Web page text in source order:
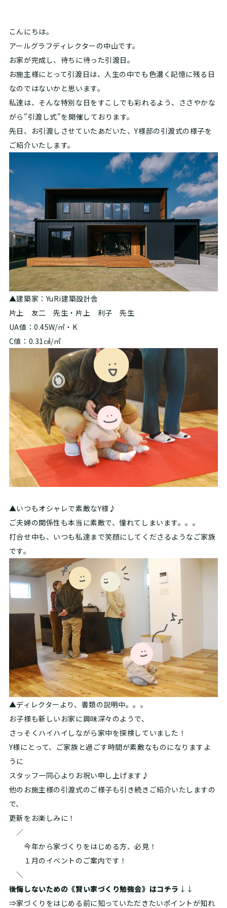
こんにちは。
アールグラフディレクターの中山です。
お家が完成し、待ちに待った引渡日。
お施主様にとって引渡日は、人生の中でも色濃く記憶に残る日
なのではないかと思います。
私達は、そんな特別な日をすこしでも彩れるよう、ささやかな
がら"引渡し式"を開催しております。
先日、お引渡しさせていたあだいた、Y様邸の引渡式の様子を
ご紹介いたします。
▲建築家：YuRi建築設計舎
片上 友二 先生・片上 利子 先生
UA値：0.45W/㎡・K
C値：0.31㎠/㎡
▲いつもオシャレで素敵なY様♪
ご夫婦の関係性も本当に素敵で、憧れてしまいます。。。
打合せ中も、いつも私達まで笑顔にしてくださるようなご家族
です。
▲ディレクターより、書類の説明中。。。
お子様も新しいお家に興味深々のようで、
さっそくハイハイしながら家中を探検していました！
Y様にとって、ご家族と過ごす時間が素敵なものになりますよ
うに
スタッフ一同心よりお祝い申し上げます♪
他のお施主様の引渡式のご様子も引き続きご紹介いたしますの
で、
更新をお楽しみに！
／
今年から家づくりをはじめる方、必見！
１月のイベントのご案内です！
＼
後悔しないための《賢い家づくり勉強会》はコチラ ↓↓
⇒家づくりをはじめる前に知っていただきたいポイントが知れ